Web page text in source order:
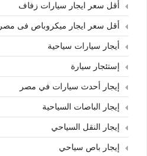
أقل سعر ايجار سيارات زفاف
أقل سعر ايجار ميكروباص فى مصر
أيجار سيارات سياحية
إستئجار سيارة
إيجار أحدث سيارات في مصر
إيجار الباصات السياحية
إيجار النقل السياحي
إيجار باص سياحي